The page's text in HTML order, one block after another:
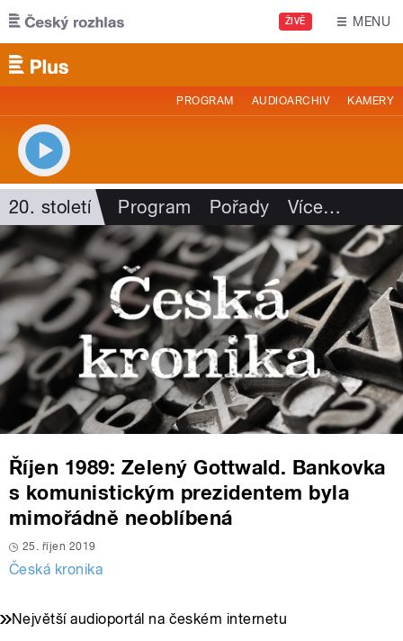
Přejít k hlavnímu obsahu
ŽIVĚ MENU
PROGRAM AUDIOARCHIV KAMERY
20. století Program Pořady Více…
Říjen 1989: Zelený Gottwald. Bankovka
s komunistickým prezidentem byla
mimořádně neoblíbená
25. říjen 2019
Česká kronika
Největší audioportál na českém internetu